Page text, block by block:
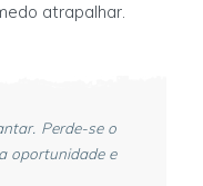
atrapalhar.
Perde-se o
oportunidade e